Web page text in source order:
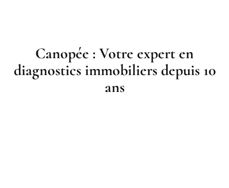
Canopée : Votre expert en
diagnostics immobiliers depuis 10
ans